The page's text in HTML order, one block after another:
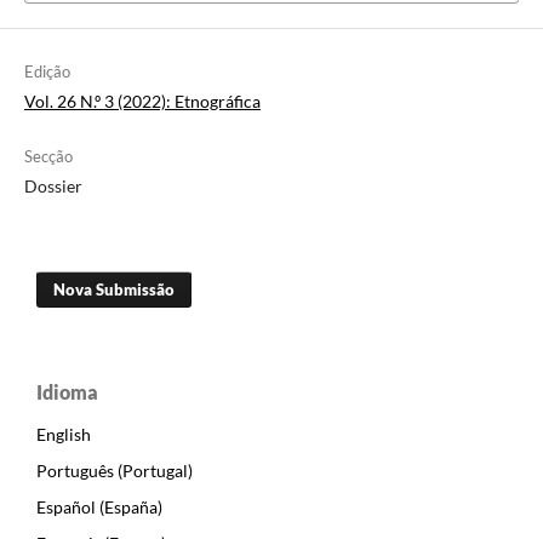
Edição
Vol. 26 N.º 3 (2022): Etnográfica
Secção
Dossier
Nova Submissão
Idioma
English
Português (Portugal)
Español (España)